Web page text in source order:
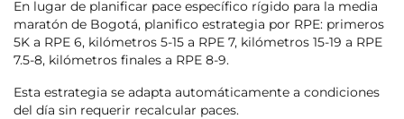
En lugar de planificar pace específico rígido para la media
maratón de Bogotá, planifico estrategia por RPE: primeros
5K a RPE 6, kilómetros 5-15 a RPE 7, kilómetros 15-19 a RPE
7.5-8, kilómetros finales a RPE 8-9.
Esta estrategia se adapta automáticamente a condiciones
del día sin requerir recalcular paces.